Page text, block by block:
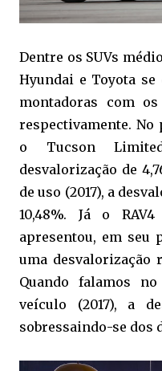
Dentre os SUVs
Hyundai e Toyota se
montadoras com
respectivamente. No
o Tucson
desvalorização de
de uso (2017), a
10,48%. Já o
apresentou, em seu
uma desvalorização
Quando falamos
veículo (2017), a
sobressaindo-se dos